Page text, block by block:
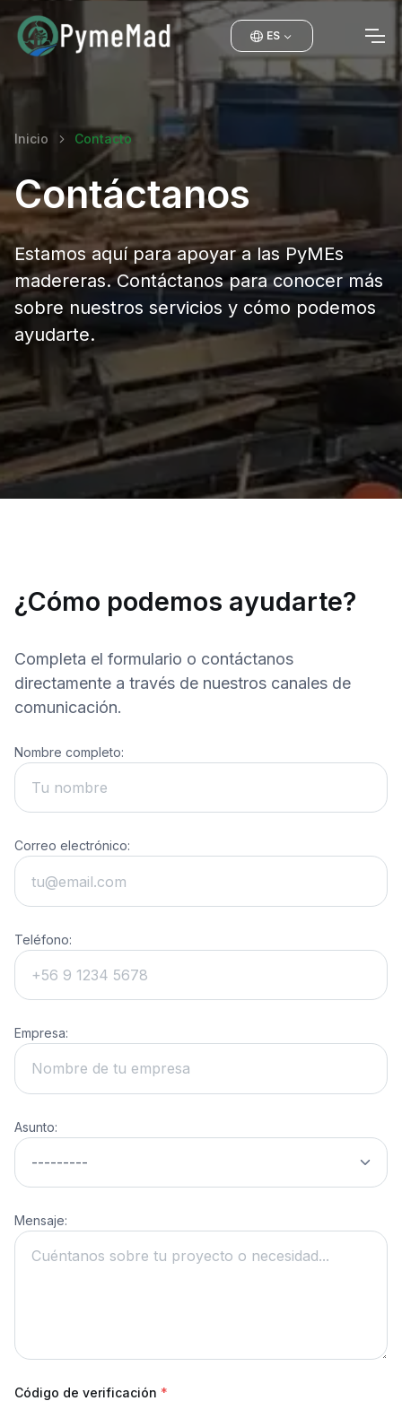
ES
Inicio Contacto
Contáctanos
Estamos aquí para apoyar a las PyMEs
madereras. Contáctanos para conocer más
sobre nuestros servicios y cómo podemos
ayudarte.
¿Cómo podemos ayudarte?
Completa el formulario o contáctanos
directamente a través de nuestros canales de
comunicación.
Nombre completo:
Correo electrónico:
Teléfono:
Empresa:
Asunto:
Mensaje:
Código de verificación *